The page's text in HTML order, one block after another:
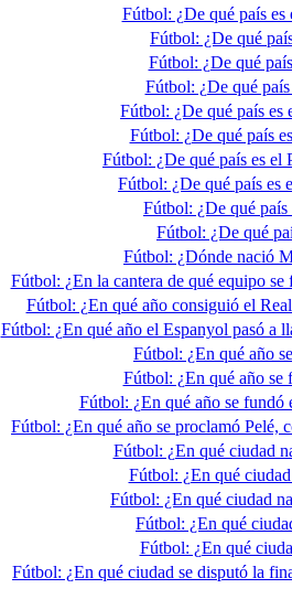
Fútbol: ¿De qué país
Fútbol: ¿De qué
Fútbol: ¿De qué
Fútbol: ¿De qué
Fútbol: ¿De qué país es
Fútbol: ¿De qué país
Fútbol: ¿De qué país es el
Fútbol: ¿De qué país es
Fútbol: ¿De qué país
Fútbol: ¿De qué
Fútbol: ¿Dónde nació
Fútbol: ¿En la cantera de qué equipo
Fútbol: ¿En qué año consiguió el
Fútbol: ¿En qué año el Espanyol pasó a
Fútbol: ¿En qué año
Fútbol: ¿En qué año se
Fútbol: ¿En qué año se fundó
Fútbol: ¿En qué año se proclamó Pelé,
Fútbol: ¿En qué ciudad
Fútbol: ¿En qué
Fútbol: ¿En qué ciudad
Fútbol: ¿En qué
Fútbol: ¿En qué
Fútbol: ¿En qué ciudad se disputó la